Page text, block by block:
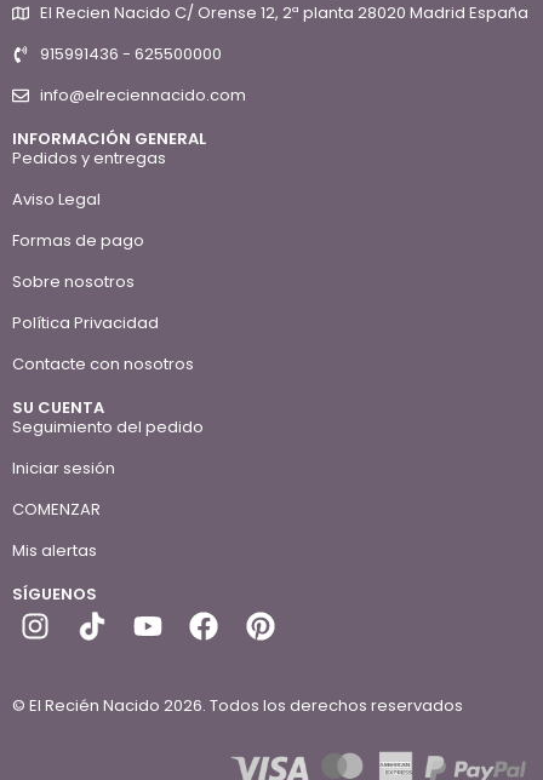
El Recien Nacido C/ Orense 12, 2ª planta 28020 Madrid España
915991436 - 625500000
info@elreciennacido.com
INFORMACIÓN GENERAL
Pedidos y entregas
Aviso Legal
Formas de pago
Sobre nosotros
Política Privacidad
Contacte con nosotros
SU CUENTA
Seguimiento del pedido
Iniciar sesión
COMENZAR
Mis alertas
SÍGUENOS
© El Recién Nacido 2026. Todos los derechos reservados